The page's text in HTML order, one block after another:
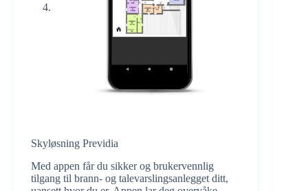
Skyløsning Previdia
Med appen får du sikker og brukervennlig
tilgang til brann- og talevarslingsanlegget ditt,